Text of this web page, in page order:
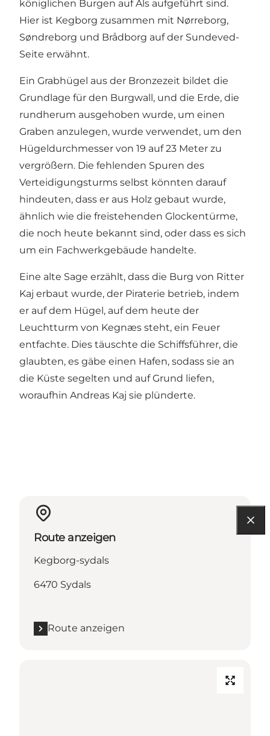
königlichen Burgen auf Als aufgeführt sind.
Hier ist Kegborg zusammen mit Nørreborg,
Søndreborg und Brådborg auf der Sundeved-
Seite erwähnt.
Ein Grabhügel aus der Bronzezeit bildet die
Grundlage für den Burgwall, und die Erde, die
rundherum ausgehoben wurde, um einen
Graben anzulegen, wurde verwendet, um den
Hügeldurchmesser von 19 auf 23 Meter zu
vergrößern. Die fehlenden Spuren des
Verteidigungsturms selbst könnten darauf
hindeuten, dass er aus Holz gebaut wurde,
ähnlich wie die freistehenden Glockentürme,
die noch heute bekannt sind, oder dass es sich
um ein Fachwerkgebäude handelte.
Eine alte Sage erzählt, dass die Burg von Ritter
Kaj erbaut wurde, der Piraterie betrieb, indem
er auf dem Hügel, auf dem heute der
Leuchtturm von Kegnæs steht, ein Feuer
entfachte. Dies täuschte die Schiffsführer, die
glaubten, es gäbe einen Hafen, sodass sie an
die Küste segelten und auf Grund liefen,
woraufhin Andreas Kaj sie plünderte.
Route anzeigen
Kegborg-sydals
6470 Sydals
Route anzeigen